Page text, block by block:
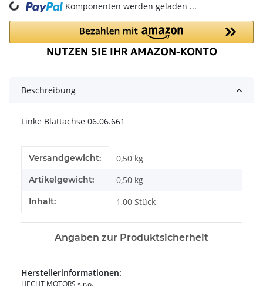
Loading... Komponenten werden geladen ...
Beschreibung
Linke Blattachse 06.06.661
Produkteigenschaft
Wert
Versandgewicht: 0,50 kg
Artikelgewicht: 0,50 kg
Inhalt: 1,00 Stück
Angaben zur Produktsicherheit
Herstellerinformationen:
HECHT MOTORS s.r.o.